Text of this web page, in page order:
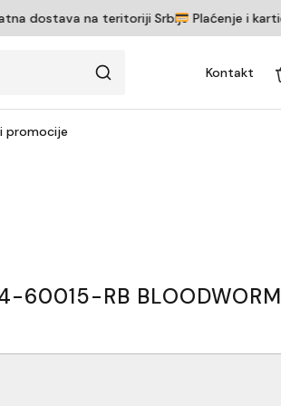
dostava na teritoriji SrbijePlaćenje i
Kontakt
promocije
60015-RB BLOODWORM